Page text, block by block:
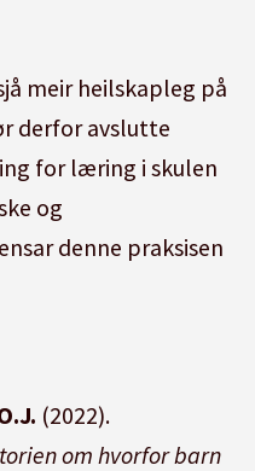
meir heilskapleg på
derfor avslutte
for læring i skulen
og
denne praksisen
(2022).
om hvorfor barn